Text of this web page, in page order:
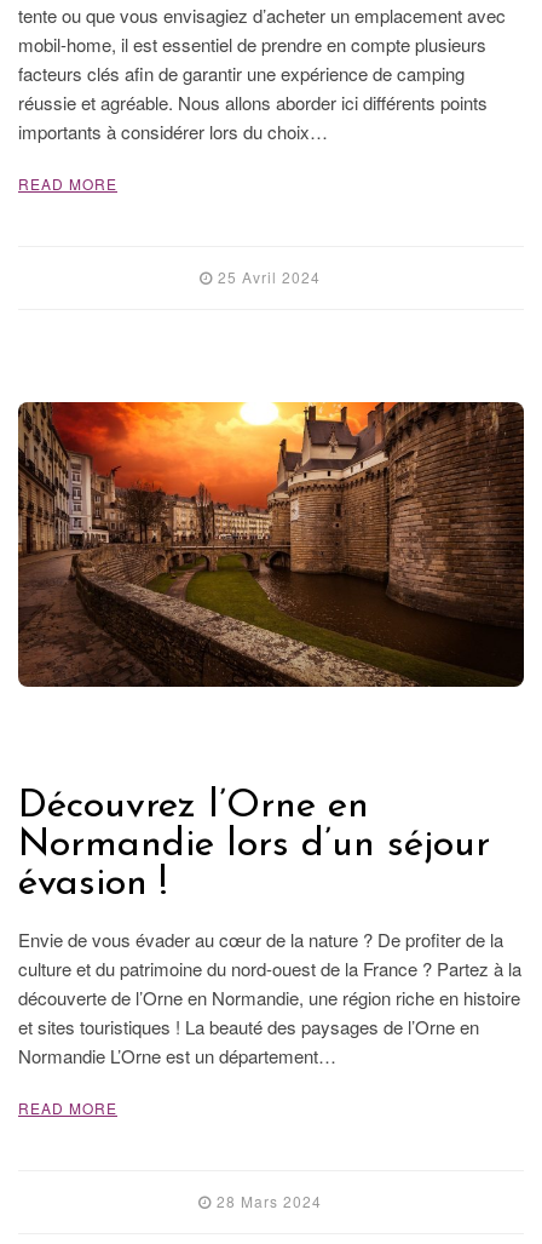
tente ou que vous envisagiez d’acheter un emplacement avec
mobil-home, il est essentiel de prendre en compte plusieurs
facteurs clés afin de garantir une expérience de camping
réussie et agréable. Nous allons aborder ici différents points
importants à considérer lors du choix…
READ MORE
25 Avril 2024
Découvrez l’Orne en
Normandie lors d’un séjour
évasion !
Envie de vous évader au cœur de la nature ? De profiter de la
culture et du patrimoine du nord-ouest de la France ? Partez à la
découverte de l’Orne en Normandie, une région riche en histoire
et sites touristiques ! La beauté des paysages de l’Orne en
Normandie L’Orne est un département…
READ MORE
28 Mars 2024